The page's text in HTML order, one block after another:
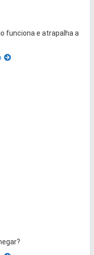
funciona e atrapalha a